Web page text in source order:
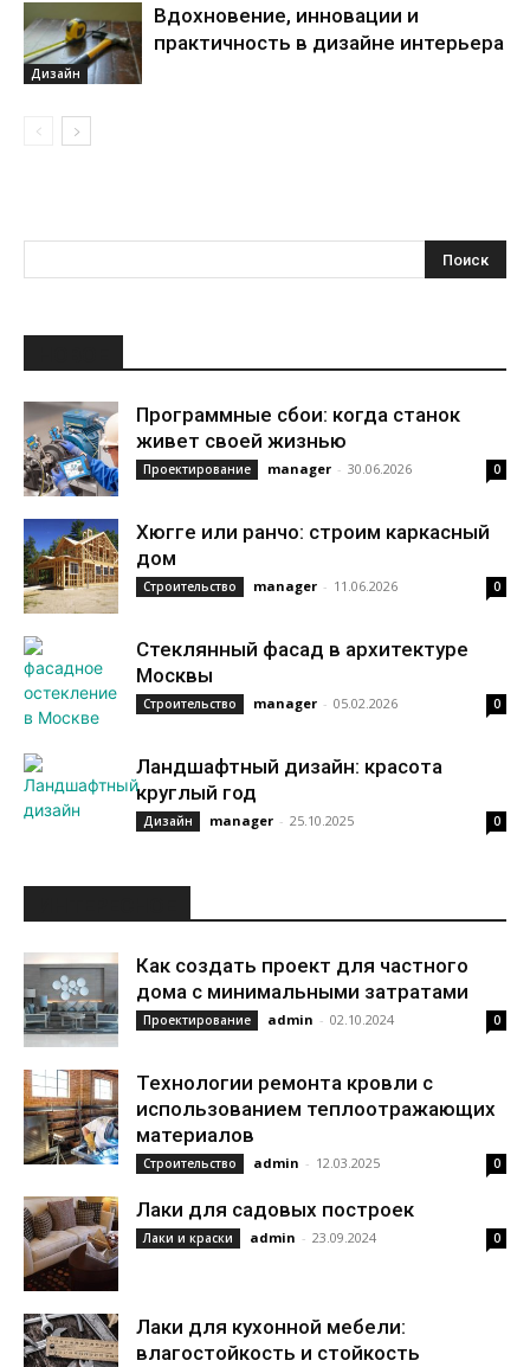
Дизайн
Вдохновение, инновации и
практичность в дизайне интерьера
Программные сбои: когда станок
живет своей жизнью
Проектирование manager - 30.06.2026 0
Хюгге или ранчо: строим каркасный
дом
Строительство manager - 11.06.2026 0
Стеклянный фасад в архитектуре
Москвы
Строительство manager - 05.02.2026 0
Ландшафтный дизайн: красота
круглый год
Дизайн manager - 25.10.2025 0
Как создать проект для частного
дома с минимальными затратами
Проектирование admin - 02.10.2024 0
Технологии ремонта кровли с
использованием теплоотражающих
материалов
Строительство admin - 12.03.2025 0
Лаки для садовых построек
Лаки и краски admin - 23.09.2024 0
Лаки для кухонной мебели:
влагостойкость и стойкость